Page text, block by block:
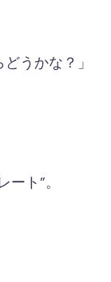
うかな？」
ト”。